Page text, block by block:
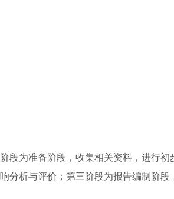
为准备阶段，收集相关资料，进行初
分析与评价；第三阶段为报告编制阶